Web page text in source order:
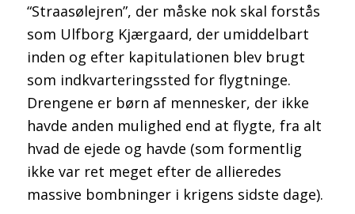
“Straasølejren”, der måske nok skal forstås
som Ulfborg Kjærgaard, der umiddelbart
inden og efter kapitulationen blev brugt
som indkvarteringssted for flygtninge.
Drengene er børn af mennesker, der ikke
havde anden mulighed end at flygte, fra alt
hvad de ejede og havde (som formentlig
ikke var ret meget efter de allieredes
massive bombninger i krigens sidste dage).